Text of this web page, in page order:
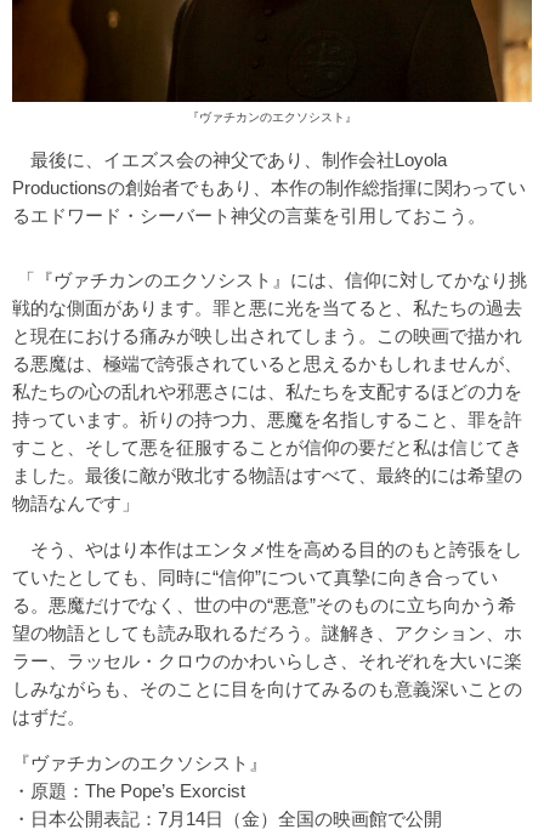
『ヴァチカンのエクソシスト』
最後に、イエズス会の神父であり、制作会社Loyola
Productionsの創始者でもあり、本作の制作総指揮に関わってい
るエドワード・シーバート神父の言葉を引用しておこう。
「『ヴァチカンのエクソシスト』には、信仰に対してかなり挑
戦的な側面があります。罪と悪に光を当てると、私たちの過去
と現在における痛みが映し出されてしまう。この映画で描かれ
る悪魔は、極端で誇張されていると思えるかもしれませんが、
私たちの心の乱れや邪悪さには、私たちを支配するほどの力を
持っています。祈りの持つ力、悪魔を名指しすること、罪を許
すこと、そして悪を征服することが信仰の要だと私は信じてき
ました。最後に敵が敗北する物語はすべて、最終的には希望の
物語なんです」
そう、やはり本作はエンタメ性を高める目的のもと誇張をし
ていたとしても、同時に“信仰”について真摯に向き合ってい
る。悪魔だけでなく、世の中の“悪意”そのものに立ち向かう希
望の物語としても読み取れるだろう。謎解き、アクション、ホ
ラー、ラッセル・クロウのかわいらしさ、それぞれを大いに楽
しみながらも、そのことに目を向けてみるのも意義深いことの
はずだ。
『ヴァチカンのエクソシスト』
・原題：The Pope’s Exorcist
・日本公開表記：7月14日（金）全国の映画館で公開